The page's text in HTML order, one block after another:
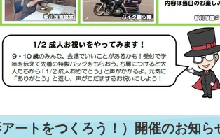
ートをつくろう！）開催のお知ら